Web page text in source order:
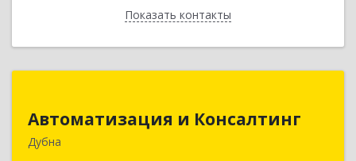
Показать контакты
Назад
Автоматизация и Консалтинг
Дубна
141983, Московская обл, г.о.Дубна, Дубна г,
Программистов ул, дом № 4, строение 4, оф.306